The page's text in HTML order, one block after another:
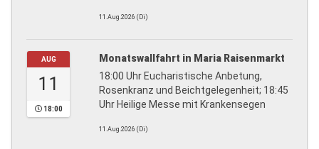
11.Aug.2026 (Di)
AUG
11
18:00
Monatswallfahrt in Maria Raisenmarkt
18:00 Uhr Eucharistische Anbetung,
Rosenkranz und Beichtgelegenheit; 18:45
Uhr Heilige Messe mit Krankensegen
11.Aug.2026 (Di)